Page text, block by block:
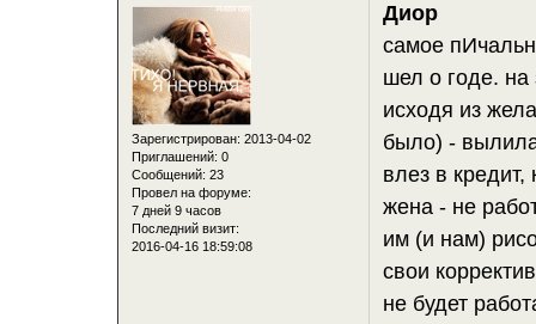
Зарегистрирован: 2013-04-02
Приглашений: 0
Сообщений: 23
Провел на форуме:
7 дней 9 часов
Последний визит:
2016-04-16 18:59:08
Диор
самое
шел о годе. на
исходя из
было) -
влез в
жена - не
им (и нам)
свои
не будет